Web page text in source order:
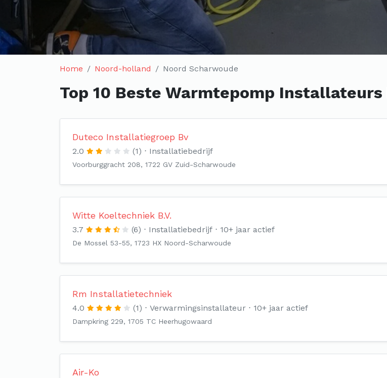
Home Noord-holland Noord Scharwoude
Top 10 Beste Warmtepomp
Duteco Installatiegroep Bv
2.0 (1) Installatiebedrijf
Voorburggracht 208, 1722 GV Zuid-Scharwoude
Witte Koeltechniek B.V.
3.7 (6) Installatiebedrijf 10+ jaar actief
De Mossel 53-55, 1723 HX Noord-Scharwoude
Rm Installatietechniek
4.0 (1) Verwarmingsinstallateur 10+ jaar actief
Dampkring 229, 1705 TC Heerhugowaard
Air-Ko